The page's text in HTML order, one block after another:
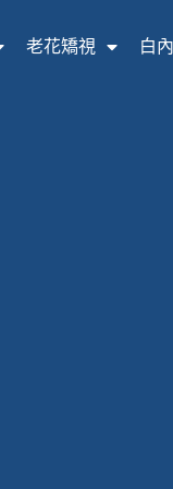
老花矯視 白